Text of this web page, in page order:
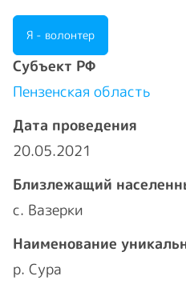
Я - волонтер
Cубъект РФ
Пензенская область
Дата проведения
20.05.2021
Близлежащий
с. Вазерки
Наименование
р. Сура